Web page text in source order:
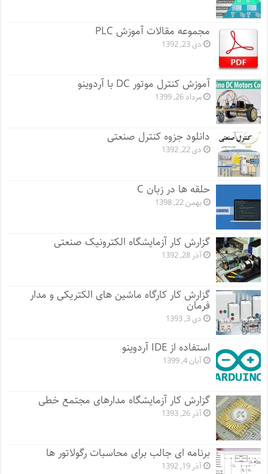
مجموعه مقالات آموزش PLC
دی 23, 1392
آموزش کنترل موتور DC با آردوینو
مرداد 26, 1399
دانلود جزوه کنترل صنعتی
دی 22, 1392
حلقه ها در زبان C
بهمن 22, 1398
گزارش کار آزمایشگاه الکترونیک صنعتی
آذر 28, 1392
گزارش کار کارگاه ماشین های الکتریکی و مدار
فرمان
دی 3, 1393
استفاده از IDE آردوینو
آبان 4, 1399
گزارش کار آزمایشگاه مدارهای مجتمع خطی
آذر 26, 1393
برنامه ای جالب برای محاسبات رگولاتور ها
آذر 19, 1392